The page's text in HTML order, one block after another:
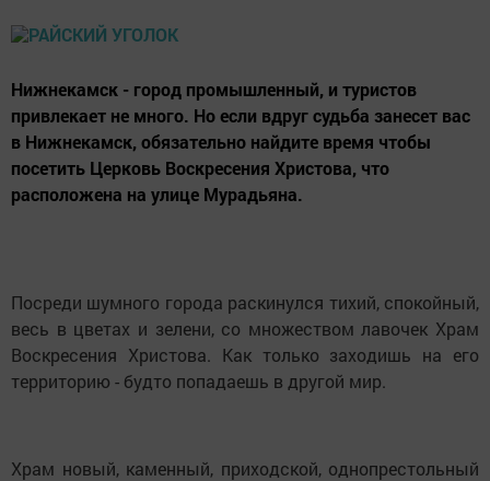
Нижнекамск - город промышленный, и туристов
привлекает не много. Но если вдруг судьба занесет вас
в Нижнекамск, обязательно найдите время чтобы
посетить Церковь Воскресения Христова, что
расположена на улице Мурадьяна.
Посреди шумного города раскинулся тихий, спокойный,
весь в цветах и зелени, со множеством лавочек Храм
Воскресения Христова. Как только заходишь на его
территорию - будто попадаешь в другой мир.
Храм новый, каменный, приходской, однопрестольный